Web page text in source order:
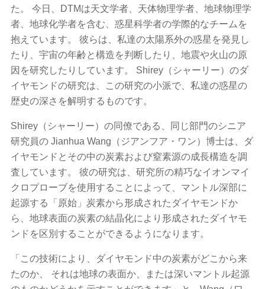
た。 今日、DTMは天文学者、天体物理学者、地球物理学
者、地球化学者を含む、惑星科学者の学際的なチームを
抱えています。 彼らは、私達の太陽系外の惑星を発見し
たり、宇宙の年齢と構造を判断したり、地震や火山の原
因を研究したりしています。 Shirey（シャーリー）のダ
イヤモンドの研究は、この研究の小派で、私達の惑星の
歴史の深さを解明するものです。
Shirey（シャーリー）の同僚である、同じ部門のシニア
研究員の Jianhua Wang（ジアンフア・ワン）博士は、ダ
イヤモンドとその中の炭素および窒素源の成長構造を調
査しています。 彼の研究は、研究所の精巧なイオンマイ
クロプローブを使用することによって、マントル深部に
起源する「原始」炭素から形成されたダイヤモンドか
ら、地球表面の炭素の結晶化により形成されたダイヤモ
ンドを区別することができるようになります。
「この技術により、ダイヤモンド中の炭素がどこから来
たのか、 それは地球の表面か、または深いマントル起源